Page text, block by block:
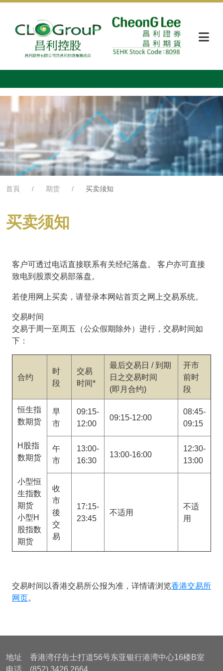
首頁 期货 买卖须知
买卖须知
客户可透过电话直接联系有关经纪落盘。 客户亦可直接
致电到股票交易部落盘。
若使用网上买卖，请登录本网站首页之网上交易系统。
交易时间
交易于周一至周五（公众假期除外）进行，交易时间如
下：
合约
时
段
交易
时间*
最后交易日 / 到期
日之交易时间
(即月合约)
开市
前时
段
恒生指
数期货
H股指
数期货
小型恒
生指数
期货
小型H
股指数
期货
早
市
09:15-
12:00
09:15-12:00
08:45-
09:15
午
市
13:00-
16:30
13:00-16:00
12:30-
13:00
收
市
後
交
易
17:15-
23:45
不适用
不适
用
交易时间以香港交易所公报为准，详情请浏览香港交易所
网页。
地址 香港湾仔告士打道56号东亚银行港湾中心16楼B室